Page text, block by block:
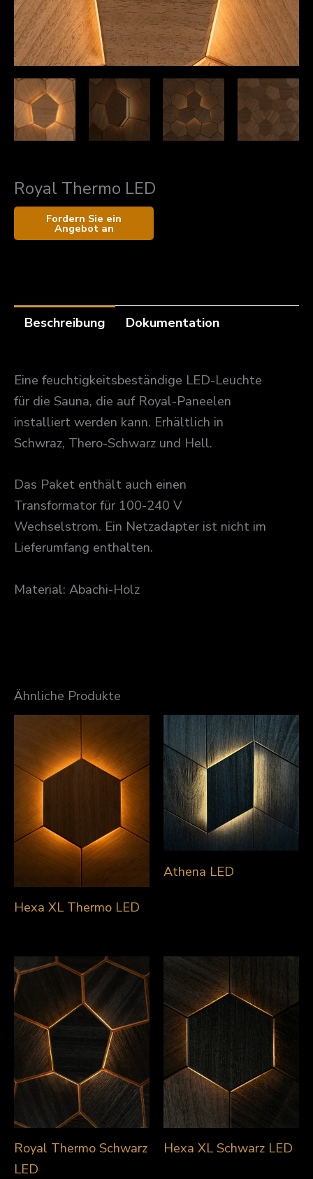
Royal Thermo LED
Beschreibung Dokumentation
Eine feuchtigkeitsbeständige LED-Leuchte
für die Sauna, die auf Royal-Paneelen
installiert werden kann. Erhältlich in
Schwraz, Thero-Schwarz und Hell.
Das Paket enthält auch einen
Transformator für 100-240 V
Wechselstrom. Ein Netzadapter ist nicht im
Lieferumfang enthalten.
Material: Abachi-Holz
Ähnliche Produkte
Hexa XL Thermo LED
Athena LED
Royal Thermo Schwarz
LED
Hexa XL Schwarz LED